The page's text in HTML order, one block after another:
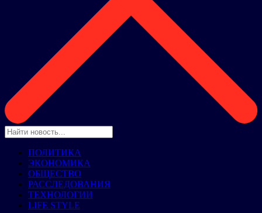
ПОЛИТИКА
ЭКОНОМИКА
ОБЩЕСТВО
РАССЛЕДОВАНИЯ
ТЕХНОЛОГИИ
LIFE STYLE